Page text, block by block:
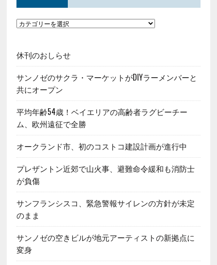
休刊のおしらせ
サンノゼのサクラ・マーケットがDIYラーメンバーと
共にオープン
平均年齢54歳！ベイエリアの高齢者ラグビーチー
ム、欧州遠征で全勝
オークランド市、初のコストコ建設計画が進行中
プレザントン近郊で山火事、避難命令緩和も消防士
が負傷
サンフランシスコ、緊急警報サイレンの方針が未定
のまま
サンノゼの空きビルが地元アーティストの新拠点に
変身